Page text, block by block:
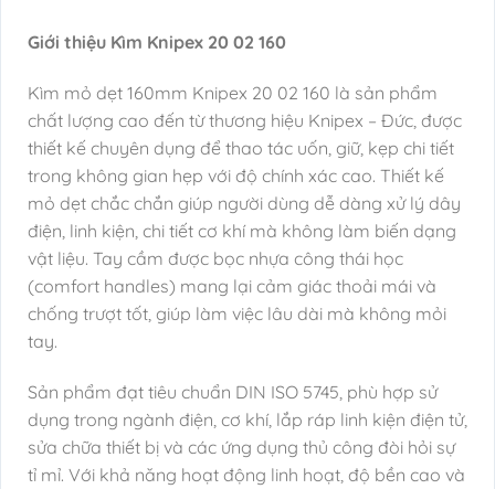
Giới thiệu Kìm Knipex 20 02 160
Kìm mỏ dẹt 160mm Knipex 20 02 160 là sản phẩm
chất lượng cao đến từ thương hiệu Knipex – Đức, được
thiết kế chuyên dụng để thao tác uốn, giữ, kẹp chi tiết
trong không gian hẹp với độ chính xác cao. Thiết kế
mỏ dẹt chắc chắn giúp người dùng dễ dàng xử lý dây
điện, linh kiện, chi tiết cơ khí mà không làm biến dạng
vật liệu. Tay cầm được bọc nhựa công thái học
(comfort handles) mang lại cảm giác thoải mái và
chống trượt tốt, giúp làm việc lâu dài mà không mỏi
tay.
Sản phẩm đạt tiêu chuẩn DIN ISO 5745, phù hợp sử
dụng trong ngành điện, cơ khí, lắp ráp linh kiện điện tử,
sửa chữa thiết bị và các ứng dụng thủ công đòi hỏi sự
tỉ mỉ. Với khả năng hoạt động linh hoạt, độ bền cao và